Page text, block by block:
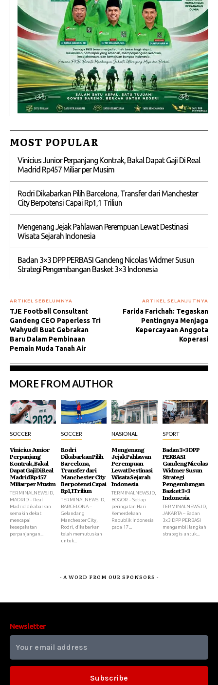
MOST POPULAR
Vinicius Junior Perpanjang Kontrak, Bakal Dapat Gaji Di Real
Madrid Rp457 Miliar per Musim
Rodri Dikabarkan Pilih Barcelona, Transfer dari Manchester
City Berpotensi Capai Rp1,1 Triliun
Mengenang Jejak Pahlawan Perempuan Lewat Destinasi
Wisata Sejarah Indonesia
Badan 3×3 DPP PERBASI Gandeng Nicolas Widmer Susun
Strategi Pengembangan Basket 3×3 Indonesia
ARTIKEL SEBELUMNYA
TJE Football Consultant
Gandeng CEO Paperless Tri
Wahyudi Buat Gebrakan
Baru Dalam Pembinaan
Pemain Muda Tanah Air
ARTIKEL SELANJUTNYA
Farida Farichah: Tegaskan
Pentingnya Menjaga
Kepercayaan Anggota
Koperasi
MORE FROM AUTHOR
SOCCER
Vinicius Junior
Perpanjang
Kontrak, Bakal
Dapat Gaji Di Real
Madrid Rp457
Miliar per Musim
TERMINALNEWS.ID,
MADRID – Real
Madrid dikabarkan
semakin dekat
mencapai
kesepakatan
perpanjangan...
SOCCER
Rodri
Dikabarkan Pilih
Barcelona,
Transfer dari
Manchester City
Berpotensi Capai
Rp1,1 Triliun
TERMINALNEWS.ID,
BARCELONA –
Gelandang
Manchester City,
Rodri, dikabarkan
telah memutuskan
untuk...
NASIONAL
Mengenang
Jejak Pahlawan
Perempuan
Lewat Destinasi
Wisata Sejarah
Indonesia
TERMINALNEWS.ID,
BOGOR – Setiap
peringatan Hari
Kemerdekaan
Republik Indonesia
pada 17...
SPORT
Badan 3×3 DPP
PERBASI
Gandeng Nicolas
Widmer Susun
Strategi
Pengembangan
Basket 3×3
Indonesia
TERMINALNEWS.ID,
JAKARTA – Badan
3x3 DPP PERBASI
mengambil langkah
strategis untuk...
- A WORD FROM OUR SPONSORS -
Newsletter
Subscribe